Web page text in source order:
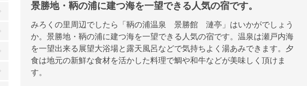
景勝地・鞆の浦に建つ海を一望できる人気の宿です。
みろくの里周辺でしたら「鞆の浦温泉 景勝館 漣亭」はいかがでしょう
か。景勝地・鞆の浦に建つ海を一望できる人気の宿です。温泉は瀬戸内海
を一望出来る展望大浴場と露天風呂などで気持ちよく湯あみできます。夕
食は地元の新鮮な食材を活かした料理で鯛や和牛などが美味しく頂けま
す。